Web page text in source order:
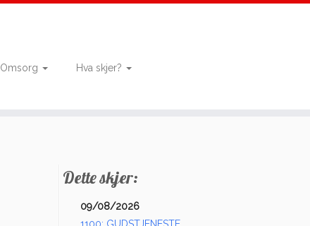
Omsorg
Hva skjer?
Dette skjer:
09/08/2026